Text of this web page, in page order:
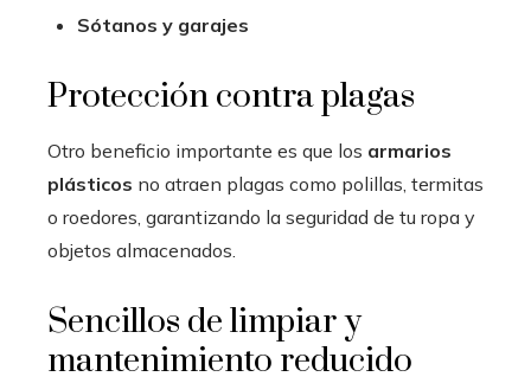
Sótanos y garajes
Protección contra plagas
Otro beneficio importante es que los armarios
plásticos no atraen plagas como polillas, termitas
o roedores, garantizando la seguridad de tu ropa y
objetos almacenados.
Sencillos de limpiar y
mantenimiento reducido